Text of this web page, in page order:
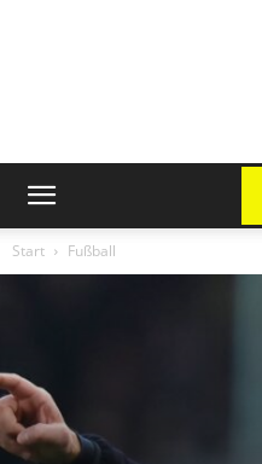
Start Fußball